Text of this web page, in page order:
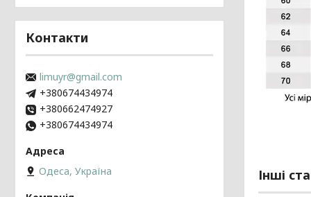
Інші
Контакти
limuyr@gmail.com
+380674434974
+380662474927
+380674434974
Одеса, Україна